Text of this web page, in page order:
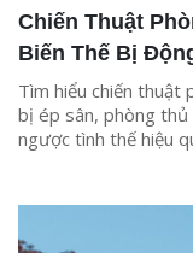
Chiến Thuật
Biến Thế Bị
Tìm hiểu chiến thuật
bị ép sân, phòng
ngược tình thế hiệu